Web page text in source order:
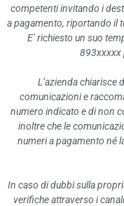
Enti pubblici
Società
Enti di diritto
ATTIVITÀ E
Tipologie di
Dichiarazioni
competenti invitando i
a pagamento, riportando il
E’ richiesto un suo
893xxxxx
L’azienda chiarisce
comunicazioni e
numero indicato e di non
inoltre che le
numeri a pagamento né
In caso di dubbi sulla
verifiche attraverso i